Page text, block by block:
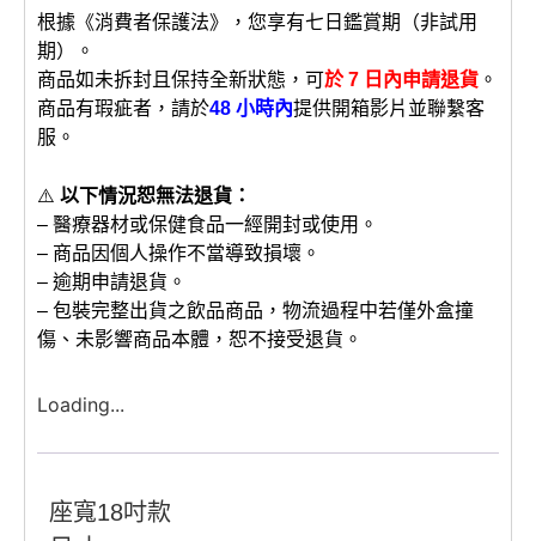
根據《消費者保護法》，您享有七日鑑賞期（非試用
期）。
商品如未拆封且保持全新狀態，可於 7 日內申請退貨 。
商品有瑕疵者，請於48 小時內提供開箱影片並聯繫客
服。
⚠️ 以下情況恕無法退貨：
– 醫療器材或保健食品一經開封或使用。
– 商品因個人操作不當導致損壞。
– 逾期申請退貨。
– 包裝完整出貨之飲品商品，物流過程中若僅外盒撞
傷、未影響商品本體，恕不接受退貨。
Loading...
座寬18吋款